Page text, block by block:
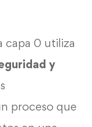
capa 0 utiliza
y
proceso que